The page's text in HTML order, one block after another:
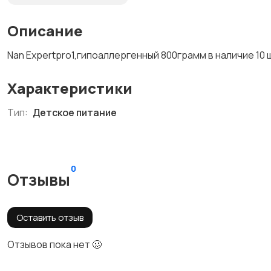
Описание
Nan Expertpro1,гипоаллергенный 800грамм в наличие 10
Характеристики
Тип: Детское питание
Отзывы
0
Оставить отзыв
Отзывов пока нет 🥴